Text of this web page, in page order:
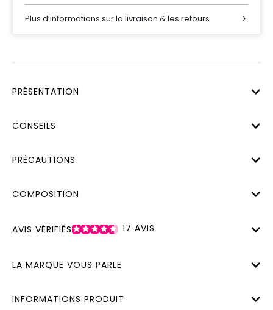
Plus d’informations sur la livraison & les retours
PRÉSENTATION
CONSEILS
PRÉCAUTIONS
COMPOSITION
AVIS VÉRIFIÉS 17 AVIS
LA MARQUE VOUS PARLE
INFORMATIONS PRODUIT